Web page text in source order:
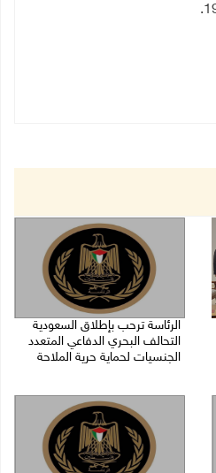
الرئاسة ترحب بإطلاق السعودية
التحالف البحري الدفاعي المتعدد
الجنسيات لحماية حرية الملاحة